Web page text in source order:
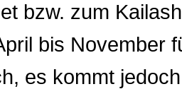
bzw. zum
bis November
es kommt